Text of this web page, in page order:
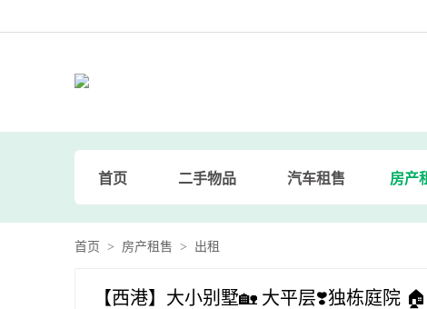
首页 二手物品 汽车租售 房产
首页 > 房产租售 > 出租
【西港】大小别墅🏡 大平层❣️独栋庭院